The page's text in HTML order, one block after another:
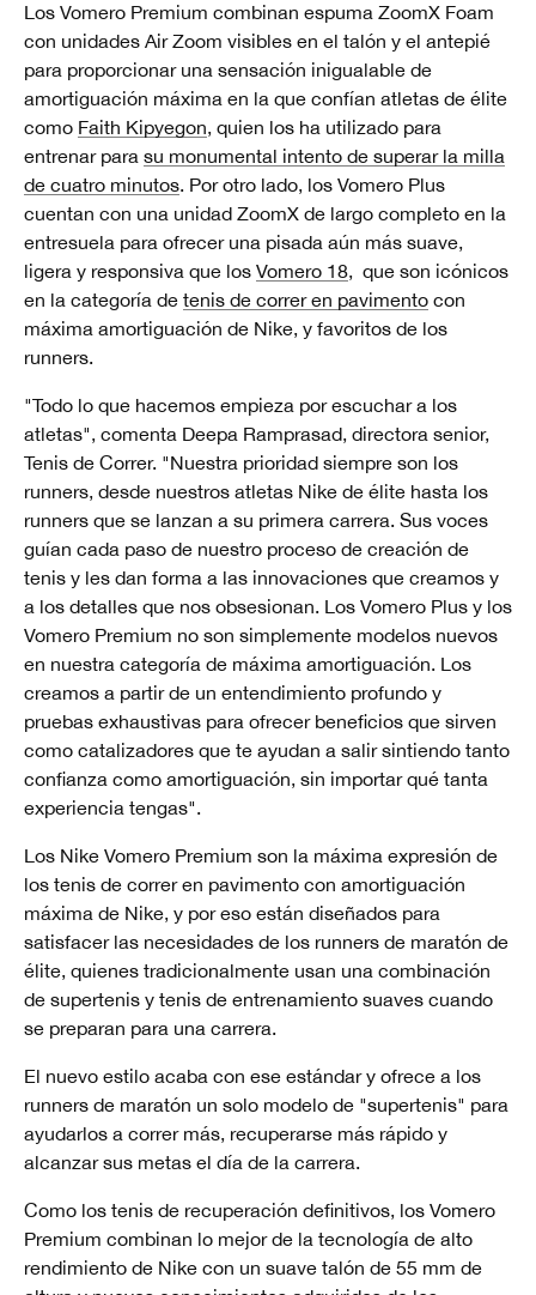
Los Vomero Premium combinan espuma ZoomX Foam
con unidades Air Zoom visibles en el talón y el antepié
para proporcionar una sensación inigualable de
amortiguación máxima en la que confían atletas de élite
como Faith Kipyegon, quien los ha utilizado para
entrenar para su monumental intento de superar la milla
de cuatro minutos. Por otro lado, los Vomero Plus
cuentan con una unidad ZoomX de largo completo en la
entresuela para ofrecer una pisada aún más suave,
ligera y responsiva que los Vomero 18, que son icónicos
en la categoría de tenis de correr en pavimento con
máxima amortiguación de Nike, y favoritos de los
runners.
"Todo lo que hacemos empieza por escuchar a los
atletas", comenta Deepa Ramprasad, directora senior,
Tenis de Correr. "Nuestra prioridad siempre son los
runners, desde nuestros atletas Nike de élite hasta los
runners que se lanzan a su primera carrera. Sus voces
guían cada paso de nuestro proceso de creación de
tenis y les dan forma a las innovaciones que creamos y
a los detalles que nos obsesionan. Los Vomero Plus y los
Vomero Premium no son simplemente modelos nuevos
en nuestra categoría de máxima amortiguación. Los
creamos a partir de un entendimiento profundo y
pruebas exhaustivas para ofrecer beneficios que sirven
como catalizadores que te ayudan a salir sintiendo tanto
confianza como amortiguación, sin importar qué tanta
experiencia tengas".
Los Nike Vomero Premium son la máxima expresión de
los tenis de correr en pavimento con amortiguación
máxima de Nike, y por eso están diseñados para
satisfacer las necesidades de los runners de maratón de
élite, quienes tradicionalmente usan una combinación
de supertenis y tenis de entrenamiento suaves cuando
se preparan para una carrera.
El nuevo estilo acaba con ese estándar y ofrece a los
runners de maratón un solo modelo de "supertenis" para
ayudarlos a correr más, recuperarse más rápido y
alcanzar sus metas el día de la carrera.
Como los tenis de recuperación definitivos, los Vomero
Premium combinan lo mejor de la tecnología de alto
rendimiento de Nike con un suave talón de 55 mm de